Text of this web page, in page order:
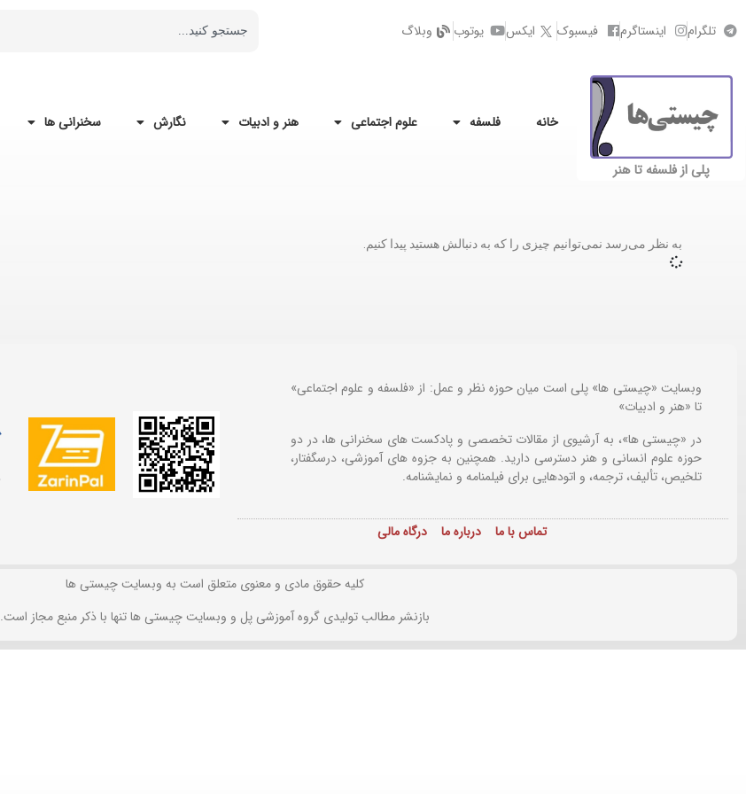
تلگرام اینستاگرم فیسبوک ایکس یوتوب وبلاگ
پلی از فلسفه تا هنر
خانه فلسفه علوم اجتماعی هنر و ادبیات نگارش سخنرانی ها
به نظر می‌رسد نمی‌توانیم چیزی را که به دنبالش هستید پیدا کنیم.
وبسایت «چیستی ها» پلی است میان حوزه نظر و عمل: از «فلسفه و علوم اجتماعی»
تا «هنر و ادبیات»
در «چیستی ها»، به آرشیوی از مقالات تخصصی و پادکست های سخنرانی ها، در دو
حوزه علوم انسانی و هنر دسترسی دارید. همچنین به جزوه های آموزشی، درسگفتار،
تلخیص، تألیف، ترجمه، و اتودهایی برای فیلمنامه و نمایشنامه.
تماس با ما درباره ما درگاه مالی
کلیه حقوق مادی و معنوی متعلق است به وبسایت چیستی ها
بازنشر مطالب تولیدی گروه آموزشی پل و وبسایت چیستی ها تنها با ذکر منبع مجاز است.